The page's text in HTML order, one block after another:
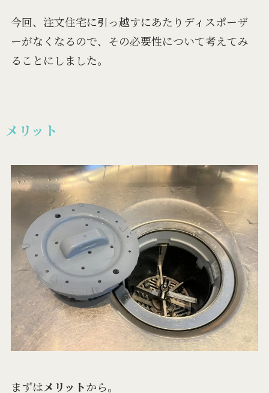
今回、注文住宅に引っ越すにあたりディスポーザ
ーがなくなるので、その必要性について考えてみ
ることにしました。
メリット
まずはメリットから。